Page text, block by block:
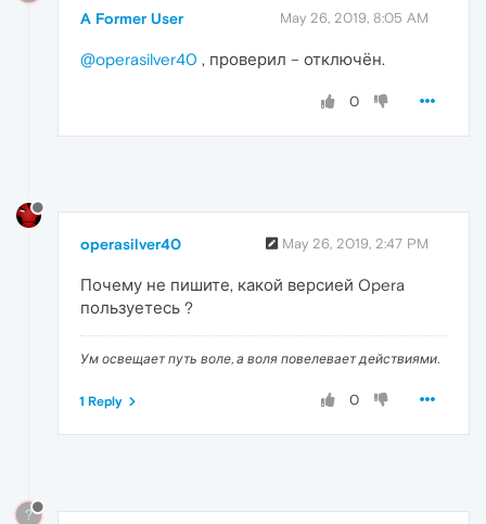
A Former User May 26, 2019, 8:05 AM
@operasilver40 , проверил – отключён.
0
operasilver40 May 26, 2019, 2:47 PM
Почему не пишите, какой версией Opera
пользуетесь ?
Ум освещает путь воле, а воля повелевает действиями.
0
1 Reply
?